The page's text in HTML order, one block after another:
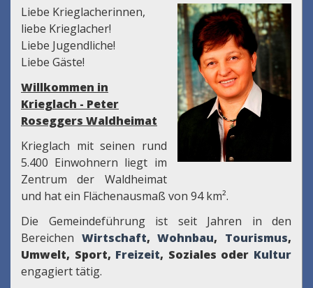
Liebe Krieglacherinnen,
liebe Krieglacher!
Liebe Jugendliche!
Liebe Gäste!
Willkommen in
Krieglach - Peter
Roseggers Waldheimat
Krieglach mit seinen rund
5.400 Einwohnern liegt im
Zentrum der Waldheimat
und hat ein Flächenausmaß von 94 km².
Die Gemeindeführung ist seit Jahren in den
Bereichen Wirtschaft,Wohnbau, Tourismus,
Umwelt, Sport, Freizeit, Soziales oder Kultur
engagiert tätig.